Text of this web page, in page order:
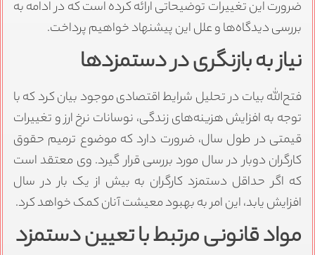
ضرورت این تغییرات توضیحاتی ارائه کرده است که در ادامه به
بررسی دیدگاه‌ها و علل این پیشنهاد خواهیم پرداخت.
نیاز به بازنگری در دستمزدها
فتح‌الله بیات در تحلیل شرایط اقتصادی موجود بیان کرد که با
توجه به افزایش هزینه‌های زندگی، نوسانات نرخ ارز و تغییرات
قیمتی در طول سال، ضرورت دارد که موضوع ترمیم حقوق
کارگران دوبار در سال مورد بررسی قرار گیرد. وی معتقد است
که اگر حداقل دستمزد کارگران به بیش از یک بار در سال
افزایش یابد، این امر به بهبود معیشت آنان کمک خواهد کرد.
مواد قانونی مرتبط با تعیین دستمزد